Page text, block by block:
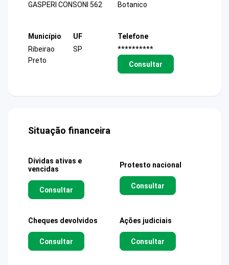
GASPERI CONSONI 562
Botanico
Município
Ribeirao
Preto
UF
SP
Telefone
**********
Consultar
Situação financeira
Dívidas ativas e
vencidas
Consultar
Protesto nacional
Consultar
Cheques devolvidos
Consultar
Ações judiciais
Consultar